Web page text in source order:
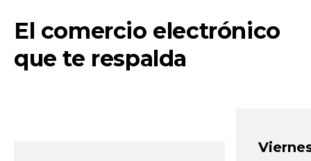
El comercio electrónico
que te respalda